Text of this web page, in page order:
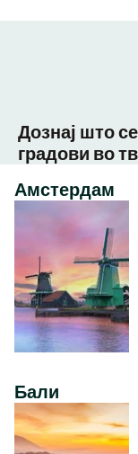
Дознај што
градови во
Амстердам
Бали